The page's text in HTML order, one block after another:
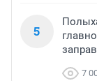
5
7